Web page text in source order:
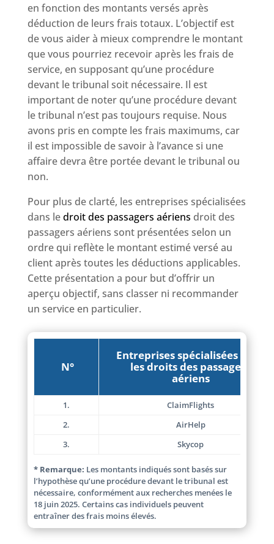
en fonction des montants versés après
déduction de leurs frais totaux. L’objectif est
de vous aider à mieux comprendre le montant
que vous pourriez recevoir après les frais de
service, en supposant qu’une procédure
devant le tribunal soit nécessaire. Il est
important de noter qu’une procédure devant
le tribunal n’est pas toujours requise. Nous
avons pris en compte les frais maximums, car
il est impossible de savoir à l’avance si une
affaire devra être portée devant le tribunal ou
non.
Pour plus de clarté, les entreprises spécialisées
dans ledroit des passagers aériens droit des
passagers aériens sont présentées selon un
ordre qui reflète le montant estimé versé au
client après toutes les déductions applicables.
Cette présentation a pour but d’offrir un
aperçu objectif, sans classer ni recommander
un service en particulier.
N°
Entreprises spécialisées dans
les droits des passagers
aériens
1.
ClaimFlights
2.
AirHelp
3.
Skycop
* Remarque: Les montants indiqués sont basés sur
l’hypothèse qu’une procédure devant le tribunal est
nécessaire, conformément aux recherches menées le
18 juin 2025. Certains cas individuels peuvent
entraîner des frais moins élevés.